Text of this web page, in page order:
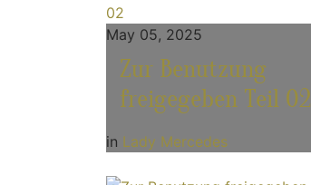
May 05, 2025
Zur Benutzung
freigegeben Teil 02
in Lady Mercedes